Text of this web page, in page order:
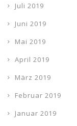
Juli 2019
Juni 2019
Mai 2019
April 2019
März 2019
Februar 2019
Januar 2019